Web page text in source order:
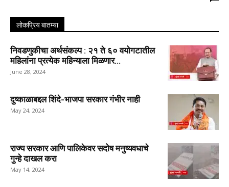
लोकप्रिय बातम्या
निवडणुकीचा अर्थसंकल्प : २१ ते ६० वयोगटातील
महिलांना प्रत्येक महिन्याला मिळणार...
June 28, 2024
दुष्काळाबद्दल शिंदे-भाजपा सरकार गंभीर नाही
May 24, 2024
राज्य सरकार आणि पालिकेवर सदोष मनुष्यवधाचे
गुन्हे दाखल करा
May 14, 2024